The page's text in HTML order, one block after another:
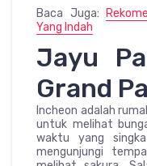
Baca Juga:
Yang Indah
Jayu
Grand
Incheon adalah
untuk melihat
waktu yang
mengunjungi